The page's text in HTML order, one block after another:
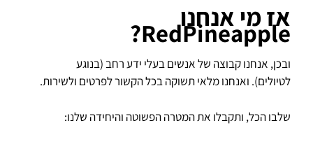
אז מי אנחנו
RedPineapple?
ובכן, אנחנו קבוצה של אנשים בעלי ידע רחב (בנוגע
לטיולים). ואנחנו מלאי תשוקה בכל הקשור לפרטים ולשירות.
שלבו הכל, ותקבלו את המטרה הפשוטה והיחידה שלנו: